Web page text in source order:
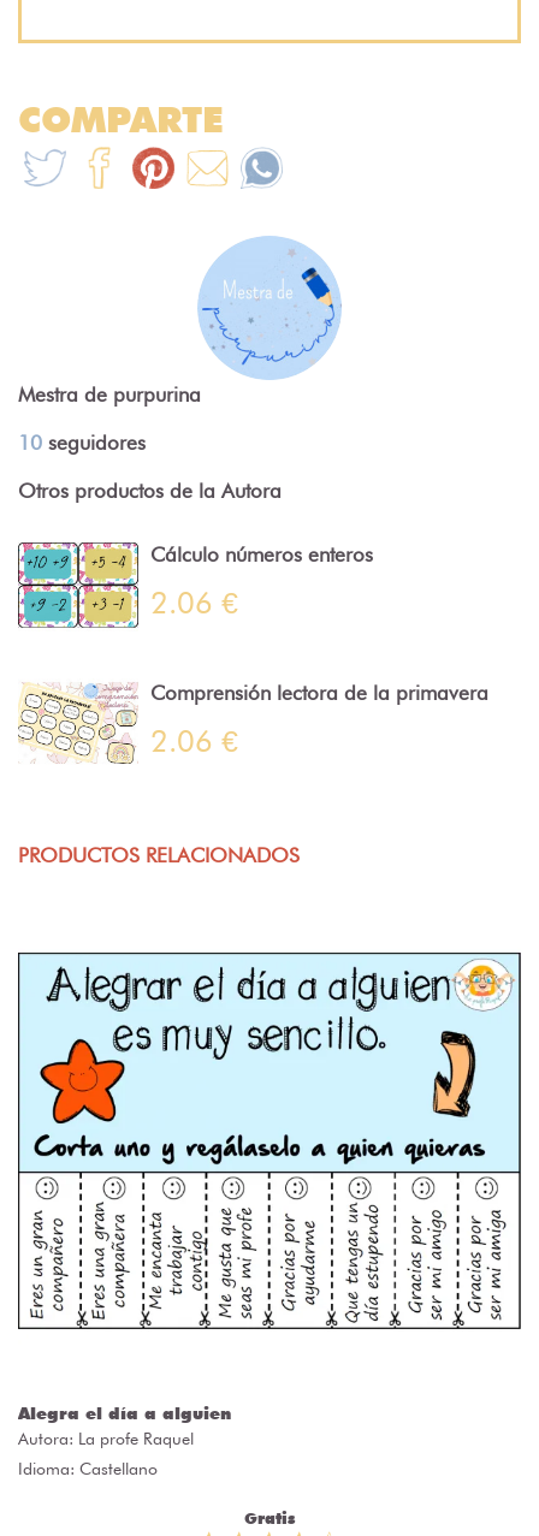
COMPARTE
Mestra de purpurina
10 seguidores
Otros productos de la Autora
Cálculo números enteros
2.06 €
Comprensión lectora de la primavera
2.06 €
PRODUCTOS RELACIONADOS
Alegra el día a alguien
Autora: La profe Raquel
Idioma: Castellano
Gratis